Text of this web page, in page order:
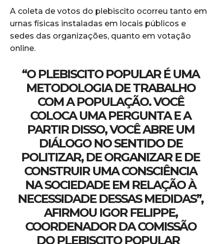
A coleta de votos do plebiscito ocorreu tanto em
urnas físicas instaladas em locais públicos e
sedes das organizações, quanto em votação
online.
“O PLEBISCITO POPULAR É UMA
METODOLOGIA DE TRABALHO
COM A POPULAÇÃO. VOCÊ
COLOCA UMA PERGUNTA E A
PARTIR DISSO, VOCÊ ABRE UM
DIÁLOGO NO SENTIDO DE
POLITIZAR, DE ORGANIZAR E DE
CONSTRUIR UMA CONSCIÊNCIA
NA SOCIEDADE EM RELAÇÃO À
NECESSIDADE DESSAS MEDIDAS”,
AFIRMOU IGOR FELIPPE,
COORDENADOR DA COMISSÃO
DO PLEBISCITO POPULAR